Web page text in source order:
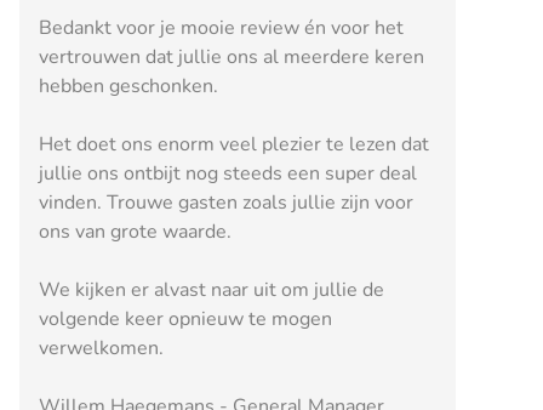
Bedankt voor je mooie review én voor het
vertrouwen dat jullie ons al meerdere keren
hebben geschonken.
Het doet ons enorm veel plezier te lezen dat
jullie ons ontbijt nog steeds een super deal
vinden. Trouwe gasten zoals jullie zijn voor
ons van grote waarde.
We kijken er alvast naar uit om jullie de
volgende keer opnieuw te mogen
verwelkomen.